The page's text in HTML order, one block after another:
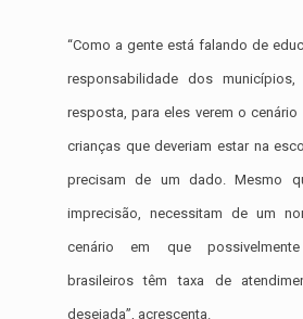
“Como a gente está falando de
responsabilidade dos
resposta, para eles verem o
crianças que deveriam estar na
precisam de um dado. Mesmo
imprecisão, necessitam de um
cenário em que
brasileiros têm taxa de
desejada”, acrescenta.